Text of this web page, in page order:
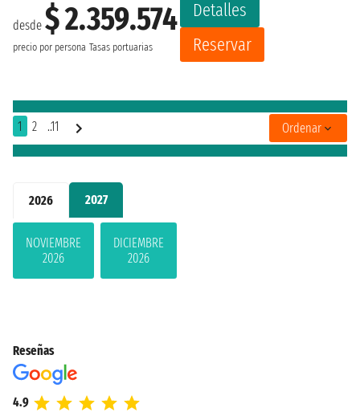
2026 2027
NOVIEMBRE
2026
DICIEMBRE
2026
desde $ 2.359.574
precio por persona Tasas portuarias
Detalles
Reservar
1 2 ..11 Ordenar
Reseñas
4.9